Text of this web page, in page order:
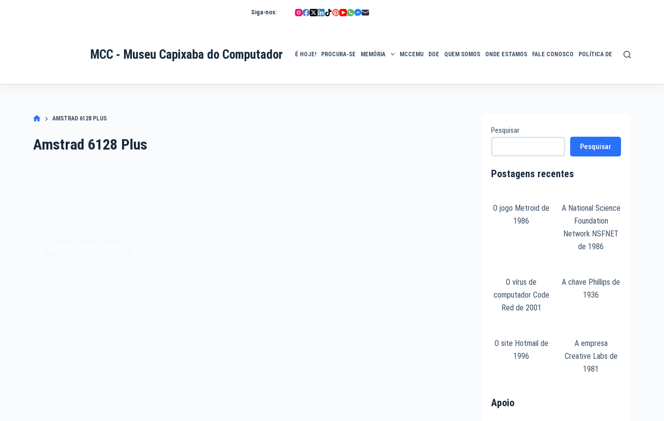
Siga-nos:
MCC - Museu Capixaba do Computador É HOJE! PROCURA-SE MEMÓRIA MCCEMU DOE QUEM SOMOS ONDE ESTAMOS FALE CONOSCO POLÍTICA DE PRIVACIDADE
AMSTRAD 6128 PLUS
Amstrad 6128 Plus
Pesquisar
Pesquisar
Postagens recentes
O jogo Metroid de
1986
A National Science
Foundation
Network NSFNET
de 1986
O vírus de
computador Code
Red de 2001
A chave Phillips de
1936
O site Hotmail de
1996
A empresa
Creative Labs de
1981
Apoio